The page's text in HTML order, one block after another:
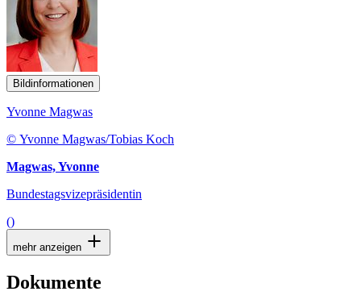
Bildinformationen
Yvonne Magwas
© Yvonne Magwas/Tobias Koch
Magwas, Yvonne
Bundestagsvizepräsidentin
()
mehr anzeigen
Dokumente